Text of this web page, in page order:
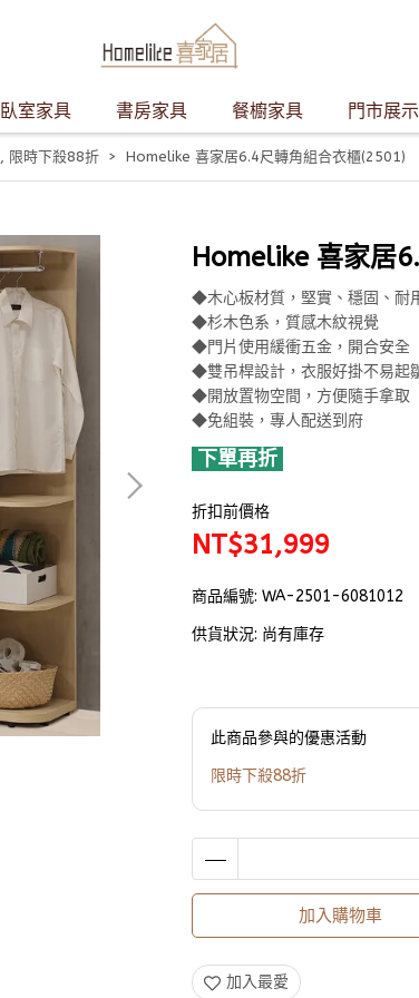
臥室家具 書房家具 餐櫥家具 門市展示
, 限時下殺88折 Homelike 喜家居6.4尺轉角組合衣櫃(2501)
Homelike 喜家居
◆木心板材質，堅實、穩固、耐
◆杉木色系，質感木紋視覺
◆門片使用緩衝五金，開合安全
◆雙吊桿設計，衣服好掛不易起
◆開放置物空間，方便隨手拿取
◆免組裝，專人配送到府
下單再折
折扣前價格
NT$31,999
商品編號: WA-2501-6081012
供貨狀況: 尚有庫存
此商品參與的優惠活動
限時下殺88折
加入購物車
加入最愛